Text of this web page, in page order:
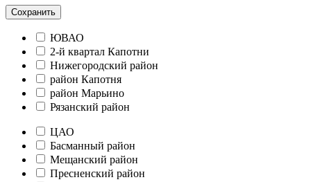
Сохранить
ЮВАО
2-й квартал Капотни
Нижегородский район
район Капотня
район Марьино
Рязанский район
ЦАО
Басманный район
Мещанский район
Пресненский район